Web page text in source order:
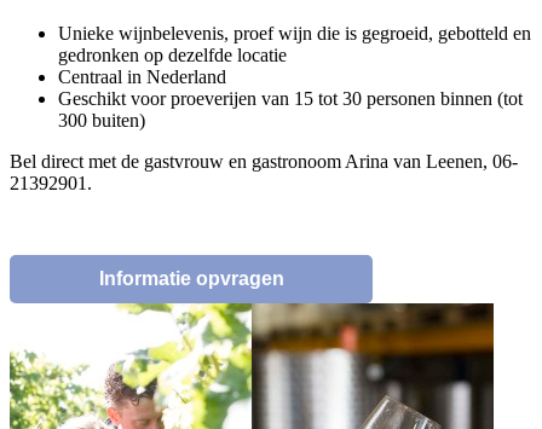
Unieke wijnbelevenis, proef wijn die is gegroeid, gebotteld en
gedronken op dezelfde locatie
Centraal in Nederland
Geschikt voor proeverijen van 15 tot 30 personen binnen (tot
300 buiten)
Bel direct met de gastvrouw en gastronoom Arina van Leenen, 06-
21392901.
Informatie opvragen